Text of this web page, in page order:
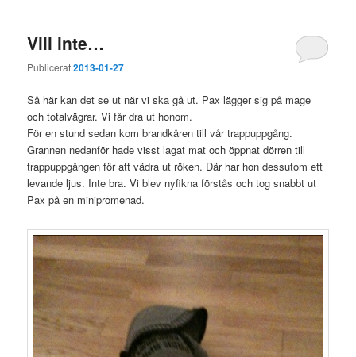
Vill inte…
Publicerat2013-01-27
Så här kan det se ut när vi ska gå ut. Pax lägger sig på mage
och totalvägrar. Vi får dra ut honom.
För en stund sedan kom brandkåren till vår trappuppgång.
Grannen nedanför hade visst lagat mat och öppnat dörren till
trappuppgången för att vädra ut röken. Där har hon dessutom ett
levande ljus. Inte bra. Vi blev nyfikna förstås och tog snabbt ut
Pax på en minipromenad.